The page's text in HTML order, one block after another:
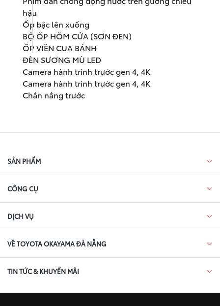
hậu
Ốp bậc lên xuống
BỘ ỐP HÕM CỬA (SƠN ĐEN)
ỐP VIỀN CUA BÁNH
ĐÈN SƯƠNG MÙ LED
Camera hành trình trước gen 4, 4K
Camera hành trình trước gen 4, 4K
Chắn nắng trước
SẢN PHẨM
CÔNG CỤ
DỊCH VỤ
VỀ TOYOTA OKAYAMA ĐÀ NẴNG
TIN TỨC & KHUYẾN MÃI